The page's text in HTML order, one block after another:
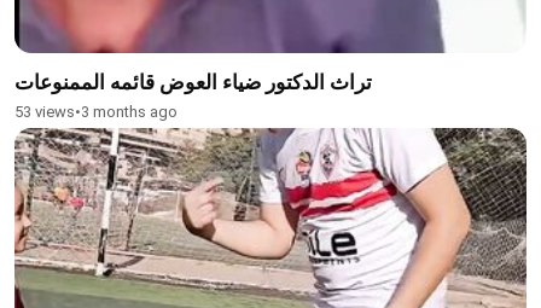
تراث الدكتور ضياء العوض قائمه الممنوعات
53 views•3 months ago